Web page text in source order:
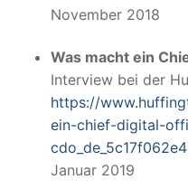
November 2018
Was macht ein
Interview bei der
https://
ein-chief-digital-
Januar 2019